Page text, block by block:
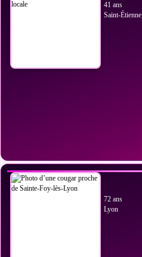
41 ans
Saint-Étienne
72 ans
Lyon